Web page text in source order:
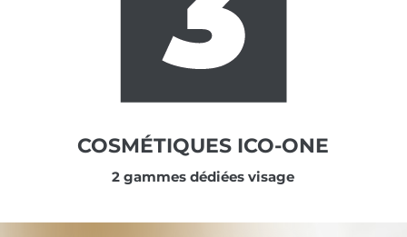
COSMÉTIQUES ICO-ONE
2 gammes dédiées visage